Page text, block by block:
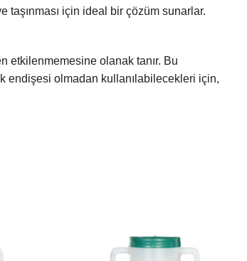
taşınması için ideal bir çözüm sunarlar.
etkilenmemesine olanak tanır. Bu
endişesi olmadan kullanılabilecekleri için,